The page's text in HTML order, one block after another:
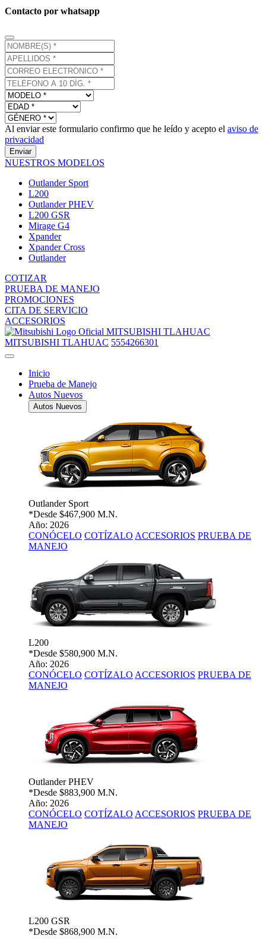
Contacto por whatsapp
Al enviar este formulario confirmo que he leído y acepto el aviso de
privacidad
Enviar
NUESTROS MODELOS
Outlander Sport
L200
Outlander PHEV
L200 GSR
Mirage G4
Xpander
Xpander Cross
Outlander
COTIZAR
PRUEBA DE MANEJO
PROMOCIONES
CITA DE SERVICIO
ACCESORIOS
MITSUBISHI TLAHUAC
MITSUBISHI TLAHUAC 5554266301
Inicio
Prueba de Manejo
Autos Nuevos
Autos Nuevos
Outlander Sport
*Desde $467,900 M.N.
Año: 2026
CONÓCELO COTÍZALO ACCESORIOS PRUEBA DE
MANEJO
L200
*Desde $580,900 M.N.
Año: 2026
CONÓCELO COTÍZALO ACCESORIOS PRUEBA DE
MANEJO
Outlander PHEV
*Desde $883,900 M.N.
Año: 2026
CONÓCELO COTÍZALO ACCESORIOS PRUEBA DE
MANEJO
L200 GSR
*Desde $868,900 M.N.